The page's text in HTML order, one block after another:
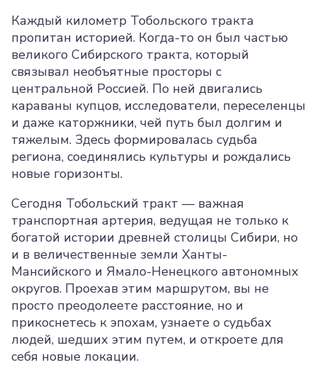
Каждый километр Тобольского тракта
пропитан историей. Когда-то он был частью
великого Сибирского тракта, который
связывал необъятные просторы с
центральной Россией. По ней двигались
караваны купцов, исследователи, переселенцы
и даже каторжники, чей путь был долгим и
тяжелым. Здесь формировалась судьба
региона, соединялись культуры и рождались
новые горизонты.
Сегодня Тобольский тракт — важная
транспортная артерия, ведущая не только к
богатой истории древней столицы Сибири, но
и в величественные земли Ханты-
Мансийского и Ямало-Ненецкого автономных
округов. Проехав этим маршрутом, вы не
просто преодолеете расстояние, но и
прикоснетесь к эпохам, узнаете о судьбах
людей, шедших этим путем, и откроете для
себя новые локации.